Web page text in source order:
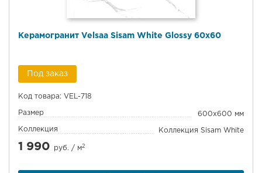
Керамогранит Velsaa Sisam White Glossy 60x60
Под заказ
Код товара: VEL-718
Размер 600x600 мм
Коллекция Коллекция Sisam White
1 990 руб. / м2